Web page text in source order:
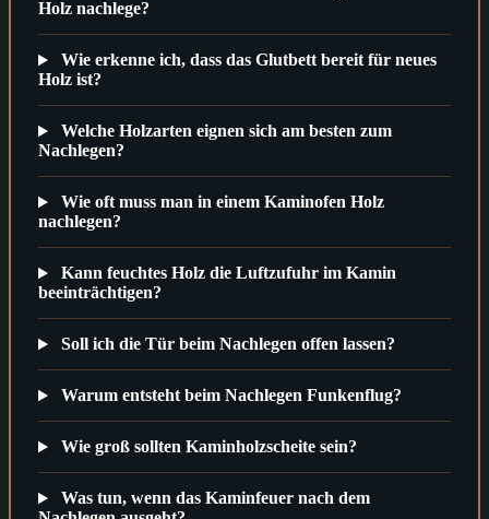
Holz nachlege?
Wie erkenne ich, dass das Glutbett bereit für neues
Holz ist?
Welche Holzarten eignen sich am besten zum
Nachlegen?
Wie oft muss man in einem Kaminofen Holz
nachlegen?
Kann feuchtes Holz die Luftzufuhr im Kamin
beeinträchtigen?
Soll ich die Tür beim Nachlegen offen lassen?
Warum entsteht beim Nachlegen Funkenflug?
Wie groß sollten Kaminholzscheite sein?
Was tun, wenn das Kaminfeuer nach dem